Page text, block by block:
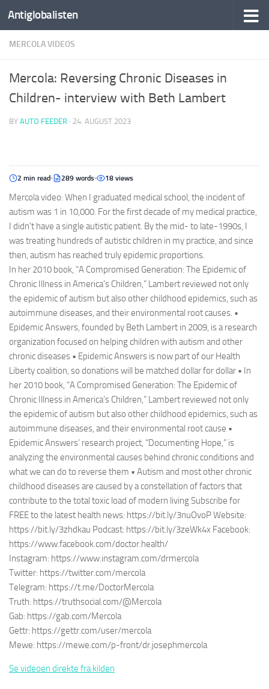
Antiglobalisten
MERCOLA VIDEOS
Mercola: Reversing Chronic Diseases in
Children- interview with Beth Lambert
BY AUTO FEEDER · 24. AUGUST 2023
2 min read 289 words 18 views
Mercola video: When I graduated medical school, the incident of
autism was 1 in 10,000. For the first decade of my medical practice,
I didn’t have a single autistic patient. By the mid- to late-1990s, I
was treating hundreds of autistic children in my practice, and since
then, autism has reached truly epidemic proportions.
In her 2010 book, “A Compromised Generation: The Epidemic of
Chronic Illness in America’s Children,” Lambert reviewed not only
the epidemic of autism but also other childhood epidemics, such as
autoimmune diseases, and their environmental root causes. •
Epidemic Answers, founded by Beth Lambert in 2009, is a research
organization focused on helping children with autism and other
chronic diseases • Epidemic Answers is now part of our Health
Liberty coalition, so donations will be matched dollar for dollar • In
her 2010 book, “A Compromised Generation: The Epidemic of
Chronic Illness in America’s Children,” Lambert reviewed not only
the epidemic of autism but also other childhood epidemics, such as
autoimmune diseases, and their environmental root cause •
Epidemic Answers’ research project, “Documenting Hope,” is
analyzing the environmental causes behind chronic conditions and
what we can do to reverse them • Autism and most other chronic
childhood diseases are caused by a constellation of factors that
contribute to the total toxic load of modern living Subscribe for
FREE to the latest health news: https://bit.ly/3nuOvoP Website:
https://bit.ly/3zhdkau Podcast: https://bit.ly/3zeWk4x Facebook:
https://www.facebook.com/doctor.health/
Instagram: https://www.instagram.com/drmercola
Twitter: https://twitter.com/mercola
Telegram: https://t.me/DoctorMercola
Truth: https://truthsocial.com/@Mercola
Gab: https://gab.com/Mercola
Gettr: https://gettr.com/user/mercola
Mewe: https://mewe.com/p-front/dr.josephmercola
Se videoen direkte fra kilden